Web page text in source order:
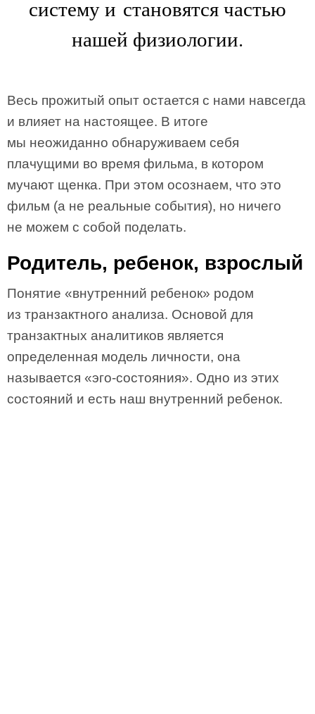
систему и становятся частью
нашей физиологии.
Весь прожитый опыт остается с нами навсегда
и влияет на настоящее. В итоге
мы неожиданно обнаруживаем себя
плачущими во время фильма, в котором
мучают щенка. При этом осознаем, что это
фильм (а не реальные события), но ничего
не можем с собой поделать.
Родитель, ребенок, взрослый
Понятие «внутренний ребенок» родом
из транзактного анализа. Основой для
транзактных аналитиков является
определенная модель личности, она
называется «эго-состояния». Одно из этих
состояний и есть наш внутренний ребенок.